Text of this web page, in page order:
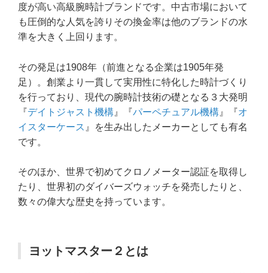
度が高い高級腕時計ブランドです。中古市場において
も圧倒的な人気を誇りその換金率は他のブランドの水
準を大きく上回ります。
その発足は1908年（前進となる企業は1905年発
足）。創業より一貫して実用性に特化した時計づくり
を行っており、現代の腕時計技術の礎となる３大発明
『デイトジャスト機構 』『パーペチュアル機構 』『オ
イスターケース 』を生み出したメーカーとしても有名
です。
そのほか、世界で初めてクロノメーター認証を取得し
たり、世界初のダイバーズウォッチを発売したりと、
数々の偉大な歴史を持っています。
ヨットマスター２とは